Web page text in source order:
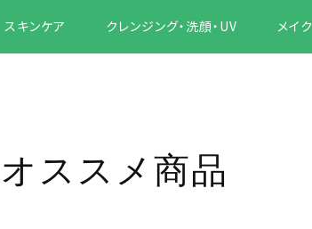
スキンケア クレンジング・洗顔・UV メイク
オススメ商品